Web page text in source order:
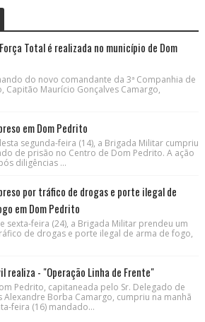
Total é realizada no município de Dom
do novo comandante da 3ª Companhia de
Capitão Maurício Gonçalves Camargo,
em Dom Pedrito
segunda-feira (14), a Brigada Militar cumpriu
de prisão no Centro de Dom Pedrito. A ação
diligências ...
por tráfico de drogas e porte ilegal de
em Dom Pedrito
sexta-feira (24), a Brigada Militar prendeu um
de drogas e porte ilegal de arma de fogo,
realiza - "Operação Linha de Frente"
Pedrito, capitaneada pelo Sr. Delegado de
Alexandre Borba Camargo, cumpriu na manhã
feira (16) mandado...